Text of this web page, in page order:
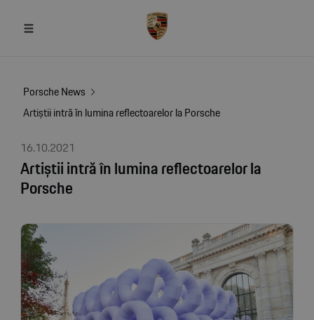
Porsche News
Artiștii intră în lumina reflectoarelor la Porsche
16.10.2021
Artiștii intră în lumina reflectoarelor la
Porsche